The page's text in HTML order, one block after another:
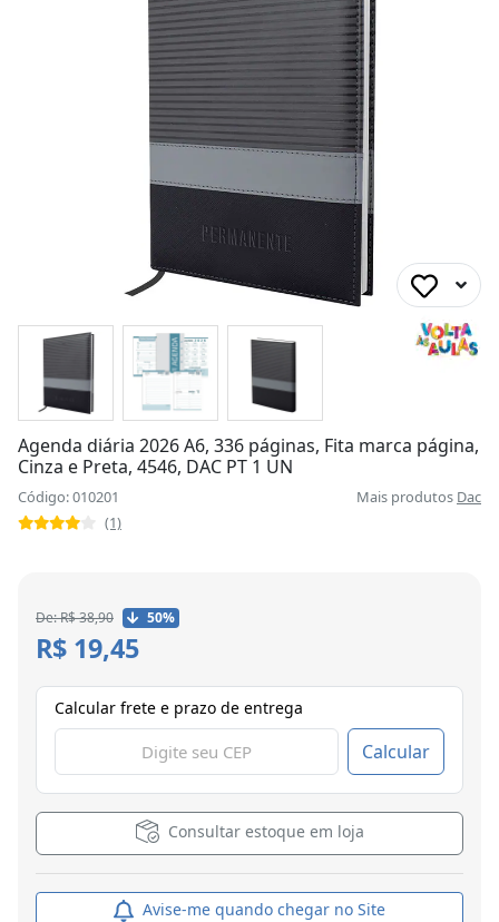
Agenda diária 2026 A6, 336 páginas, Fita marca página,
Cinza e Preta, 4546, DAC PT 1 UN
Código: 010201 Mais produtos Dac
(1)
De: R$ 38,90 50%
R$ 19,45
Calcular frete e prazo de entrega
Calcular
Consultar estoque em loja
Avise-me quando chegar no Site